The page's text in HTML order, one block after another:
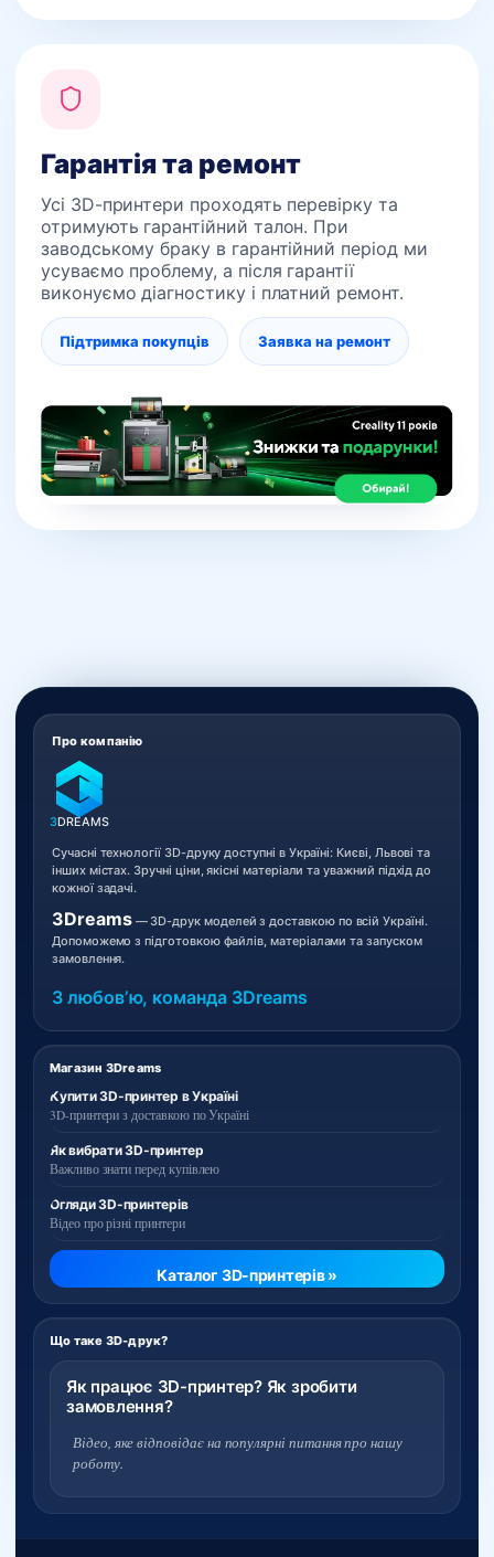
Гарантія та ремонт
Усі 3D-принтери проходять перевірку та
отримують гарантійний талон. При
заводському браку в гарантійний період ми
усуваємо проблему, а після гарантії
виконуємо діагностику і платний ремонт.
Підтримка покупців Заявка на ремонт
Магазин 3Dreams
Купити 3D-принтер в Україні
3D-принтери з доставкою по Україні
Як вибрати 3D-принтер
Важливо знати перед купівлею
Огляди 3D-принтерів
Відео про різні принтери
Каталог 3D-принтерів »
Що таке 3D-друк?
Як працює 3D-принтер? Як зробити
замовлення?
Відео, яке відповідає на популярні питання про нашу
роботу.
Про компанію
3DREAMS
Сучасні технології 3D-друку доступні в Україні: Києві, Львові та
інших містах. Зручні ціни, якісні матеріали та уважний підхід до
кожної задачі.
3Dreams— 3D-друк моделей з доставкою по всій Україні.
Допоможемо з підготовкою файлів, матеріалами та запуском
замовлення.
З любовʼю, команда 3Dreams